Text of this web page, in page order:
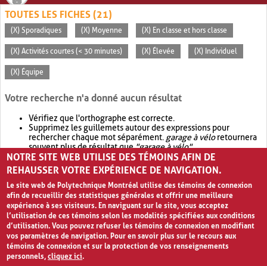
TOUTES LES FICHES (21)
(X) Sporadiques (X) Moyenne (X) En classe et hors classe
(X) Activités courtes (< 30 minutes) (X) Élevée (X) Individuel
(X) Équipe
Votre recherche n'a donné aucun résultat
Vérifiez que l'orthographe est correcte.
Supprimez les guillemets autour des expressions pour
rechercher chaque mot séparément. garage à véloretournera
souvent plus de résultat que"garage à vélo".
Envisagez d'élargir votre recherche avec OR.garage OR vélo
retournera souvent plus de résultat quegarage à vélo
NOTRE SITE WEB UTILISE DES TÉMOINS AFIN DE
REHAUSSER VOTRE EXPÉRIENCE DE NAVIGATION.
Le site web de Polytechnique Montréal utilise des témoins de connexion
afin de recueillir des statistiques générales et offrir une meilleure
expérience à ses visiteurs. En naviguant sur le site, vous acceptez
l’utilisation de ces témoins selon les modalités spécifiées aux conditions
d’utilisation. Vous pouvez refuser les témoins de connexion en modifiant
vos paramètres de navigation. Pour en savoir plus sur le recours aux
témoins de connexion et sur la protection de vos renseignements
personnels,cliquez ici.